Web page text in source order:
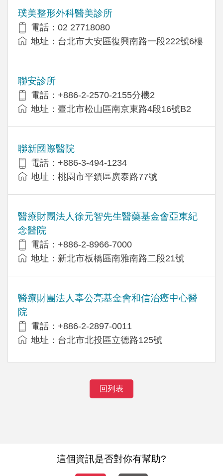
璞美整形外科醫美診所
電話：02 27718080
地址：台北市大安區復興南路一段222號6樓
聯安診所
電話：+886-2-2570-2155分機2
地址：臺北市松山區南京東路4段16號B2
聯新國際醫院
電話：+886-3-494-1234
地址：桃園市平鎮區廣泰路77號
醫療財團法人徐元智先生醫藥基金會亞東紀
念醫院
電話：+886-2-8966-7000
地址：新北市板橋區南雅南路二段21號
醫療財團法人辜公亮基金會和信治癌中心醫
院
電話：+886-2-2897-0011
地址：台北市北投區立德路125號
回列表
這個資訊是否對你有幫助?